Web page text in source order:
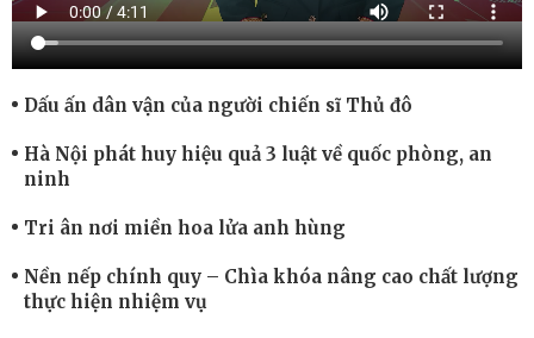
Dấu ấn dân vận của người chiến sĩ Thủ đô
Hà Nội phát huy hiệu quả 3 luật về quốc phòng, an
ninh
Tri ân nơi miền hoa lửa anh hùng
Nền nếp chính quy – Chìa khóa nâng cao chất lượng
thực hiện nhiệm vụ